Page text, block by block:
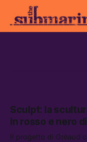
Sculpt: la
in rosso e nero
Il progetto di Gréaud